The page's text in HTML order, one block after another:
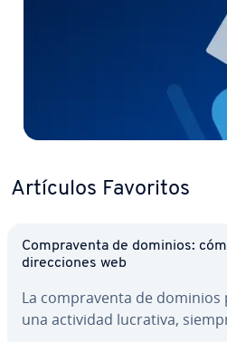
Artículos Favoritos
Co­m­pra­ve­n­ta de dominios:
di­re­c­cio­nes web
La co­m­pra­ve­n­ta de
una actividad lucrativa,